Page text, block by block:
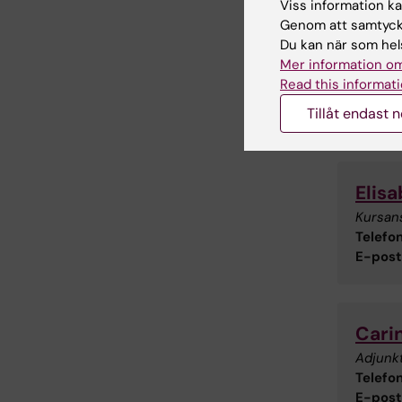
Senast
E-
E-
Viss information
Genom att
Du kan när som
Mer information
Read this
Tillåt endast